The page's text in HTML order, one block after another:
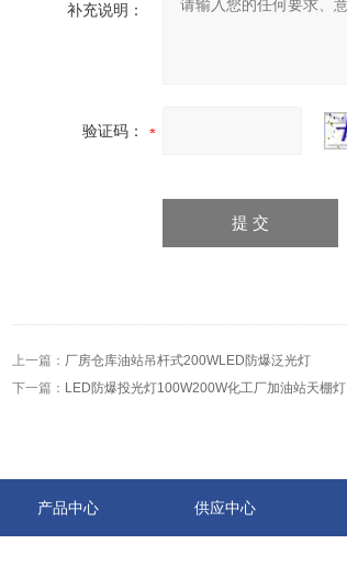
补充说明：
验证码：
上一篇： 厂房仓库油站吊杆式200WLED防爆泛光灯
下一篇： LED防爆投光灯100W200W化工厂加油站天棚灯
产品中心 供应中心